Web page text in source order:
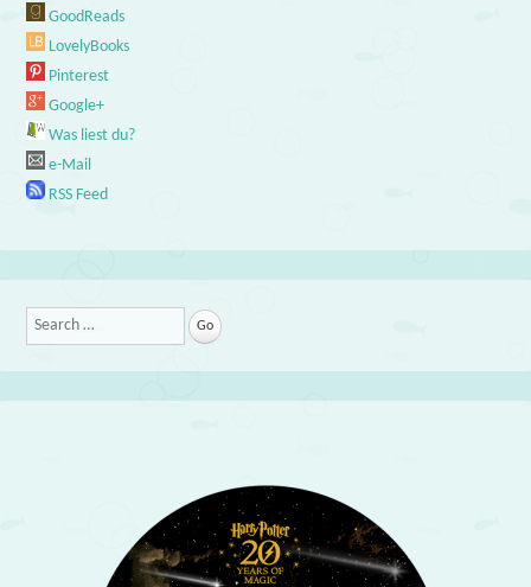
GoodReads
LovelyBooks
Pinterest
Google+
Was liest du?
e-Mail
RSS Feed
Search